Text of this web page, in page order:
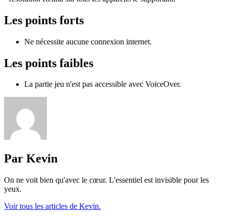
Les points forts
Ne nécessite aucune connexion internet.
Les points faibles
La partie jeu n'est pas accessible avec VoiceOver.
Par Kevin
On ne voit bien qu'avec le cœur. L'essentiel est invisible pour les
yeux.
Voir tous les articles de Kevin.